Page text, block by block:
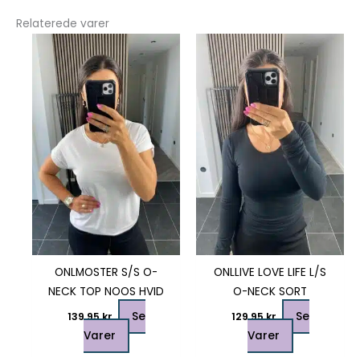
Relaterede varer
ONLMOSTER S/S O-
NECK TOP NOOS HVID
139,95kr.
Se
Varer
Dette
vare
flere
varianter.
Mulighederne
kan
vælges
på
varesiden
ONLLIVE LOVE LIFE L/S
O-NECK SORT
129,95kr.
Se
Varer
Dette
vare
flere
varianter.
kan
vælges
på
varesiden